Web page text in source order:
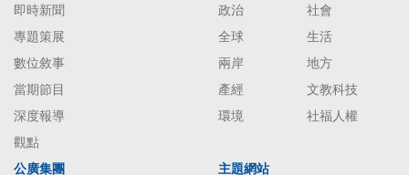
即時新聞
專題策展
數位敘事
當期節目
深度報導
觀點
政治
社會
全球
生活
兩岸
地方
產經
文教科技
環境
社福人權
公廣集團 主題網站